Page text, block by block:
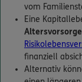
vom
Eine
Altersvorsorge
finanziell
Alternativ